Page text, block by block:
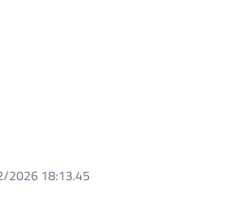
2026 18:13.45